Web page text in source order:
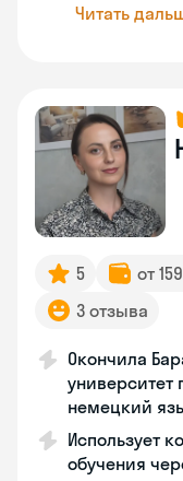
Читать
5 от
3 отзыва
Окончила
университет
немецкий
Использует
обучения